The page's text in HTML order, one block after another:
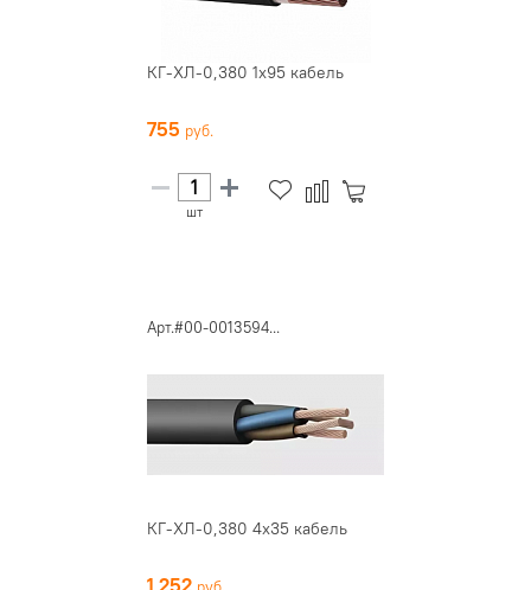
КГ-ХЛ-0,380 1х95 кабель
755
шт
Арт.#00-0013594...
КГ-ХЛ-0,380 4х35 кабель
1 252